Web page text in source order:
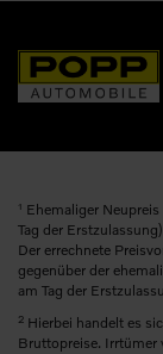
1 Ehemaliger
Tag der
Der errechnete
gegenüber der
am Tag der
2 Hierbei handelt es
Bruttopreise. Irrtümer